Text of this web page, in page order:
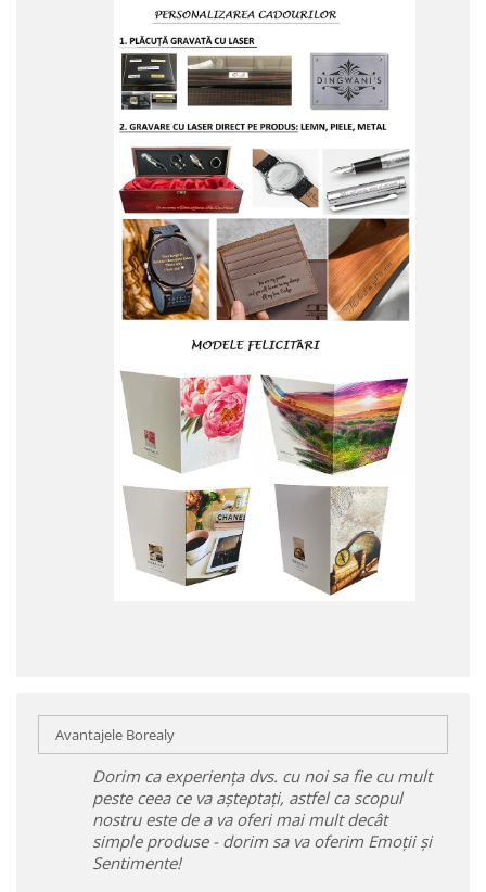
Avantajele Borealy
Dorim ca experiența dvs. cu noi sa fie cu mult
peste ceea ce va așteptați, astfel ca scopul
nostru este de a va oferi mai mult decât
simple produse - dorim sa va oferim Emoții și
Sentimente!